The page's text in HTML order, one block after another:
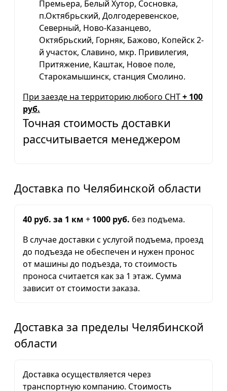
Премьера, Белый Хутор, Сосновка,
п.Октябрьский, Долгодеревенское,
Северный, Ново-Казанцево,
Октябрьский, Горняк, Бажово, Копейск 2-
й участок, Славино, мкр. Привилегия,
Притяжение, Каштак, Новое поле,
Старокамышинск, станция Смолино.
При заезде на территорию любого СНТ+ 100
руб.
Точная стоимость доставки
рассчитывается менеджером
Доставка по Челябинской области
40 руб. за 1 км + 1000 руб. без подъема.
В случае доставки с услугой подъема, проезд
до подъезда не обеспечен и нужен пронос
от машины до подъезда, то стоимость
проноса считается как за 1 этаж. Сумма
зависит от стоимости заказа.
Доставка за пределы Челябинской
области
Доставка осуществляется через
транспортную компанию. Стоимость